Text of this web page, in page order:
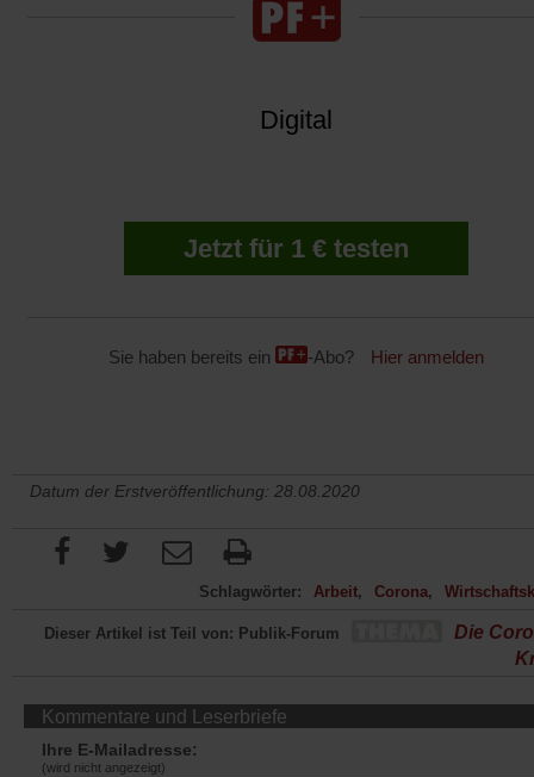
Digital
Jetzt für 1 € testen
Sie haben bereits ein -Abo? Hier anmelden
Datum der Erstveröffentlichung: 28.08.2020
Schlagwörter: Arbeit Corona
Dieser Artikel ist Teil von: Publik-Forum
Die
Kommentare und Leserbriefe
Ihre E-Mailadresse:
(wird nicht angezeigt)